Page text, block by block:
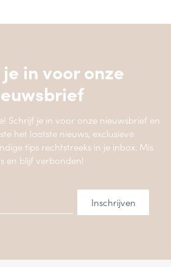
in voor onze
Schrijf je in voor onze nieuwsbrief en
het laatste nieuws, exclusieve
tips rechtstreeks in je inbox. Mis
en blijf verbonden!